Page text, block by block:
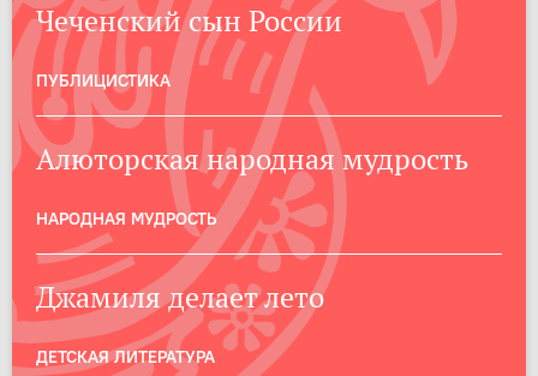
Чеченский сын России
ПУБЛИЦИСТИКА
Алюторская народная мудрость
НАРОДНАЯ МУДРОСТЬ
Джамиля делает лето
ДЕТСКАЯ ЛИТЕРАТУРА